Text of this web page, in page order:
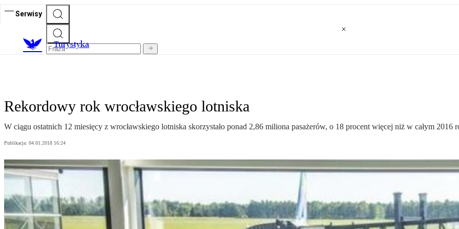
Serwisy
Turystyka
Rekordowy rok wrocławskiego lotniska
W ciągu ostatnich 12 miesięcy z wrocławskiego lotniska skorzystało ponad 2,86 miliona pasażerów, o 18 procent więcej niż w całym 2016
Publikacja: 04.01.2018 16:24